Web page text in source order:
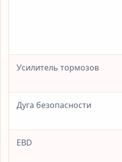
Усилитель тормозов
Дуга безопасности
EBD